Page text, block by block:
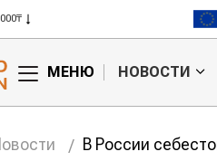
125000₸
МЕНЮ НОВОСТИ
В России